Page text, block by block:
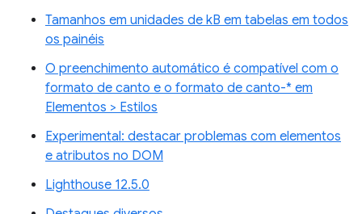
Tamanhos em unidades de kB em tabelas em todos
os painéis
O preenchimento automático é compatível com o
formato de canto e o formato de canto-* em
Elementos > Estilos
Experimental: destacar problemas com elementos
e atributos no DOM
Lighthouse 12.5.0